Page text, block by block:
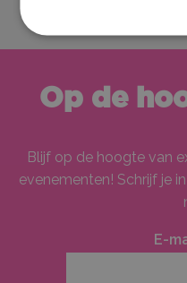
Op de
Blijf op de hoogte van
evenementen! Schrijf je
E-